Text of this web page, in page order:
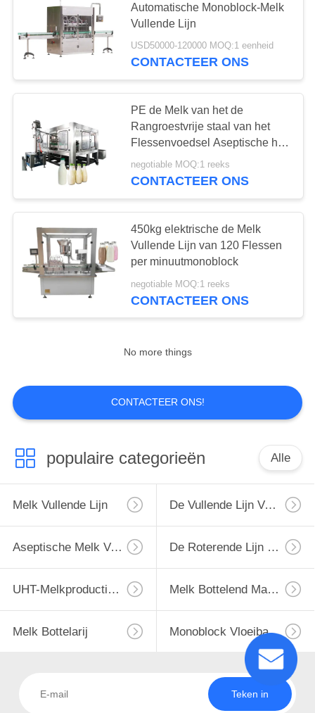
Automatische Monoblock-Melk
Vullende Lijn
USD50000-120000 MOQ:1 eenheid
CONTACTEER ONS
PE de Melk van het de
Rangroestvrije staal van het
Flessenvoedsel Aseptische het
Vullen Machine
negotiable MOQ:1 reeks
CONTACTEER ONS
450kg elektrische de Melk
Vullende Lijn van 120 Flessen
per minuutmonoblock
negotiable MOQ:1 reeks
CONTACTEER ONS
No more things
CONTACTEER ONS!
populaire categorieën Alle
Melk Vullende Lijn De Vullende Lijn Van De Monoblockmelk
Aseptische Melk Vullende Lijn De Roterende Lijn Van Het Melkflessenvullen
UHT-Melkproductielijn Melk Bottelend Materiaal
Melk Bottelarij Monoblock Vloeibare Het Vullen Machine
Teken in